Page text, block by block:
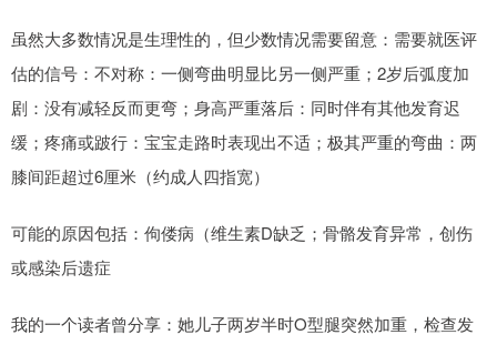
虽然大多数情况是生理性的，但少数情况需要留意：需要就医评
估的信号：不对称：一侧弯曲明显比另一侧严重；2岁后弧度加
剧：没有减轻反而更弯；身高严重落后：同时伴有其他发育迟
缓；疼痛或跛行：宝宝走路时表现出不适；极其严重的弯曲：两
膝间距超过6厘米（约成人四指宽）
可能的原因包括：佝偻病（维生素D缺乏；骨骼发育异常，创伤
或感染后遗症
我的一个读者曾分享：她儿子两岁半时O型腿突然加重，检查发